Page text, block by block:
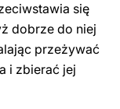
się
dobrze do niej
przeżywać
i zbierać jej